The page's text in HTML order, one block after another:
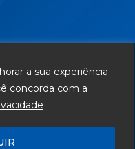
a sua experiência
concorda com a